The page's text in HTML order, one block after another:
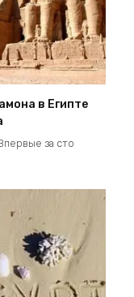
в Египте
за сто